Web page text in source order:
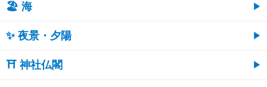
🏖 海
✨ 夜景・夕陽
⛩ 神社仏閣